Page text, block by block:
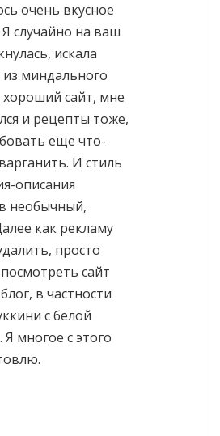
очень вкусное
случайно на ваш
искала
миндального
сайт, мне
и рецепты тоже,
еще что-
И стиль
описания
необычный,
как рекламу
просто
сайт
в частности
с белой
многое с этого